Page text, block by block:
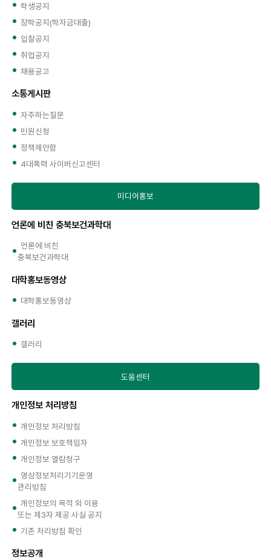
학생공지
장학공지(학자금대출)
입찰공지
취업공지
채용공고
소통게시판
자주하는질문
민원신청
정책제안함
4대폭력 사이버신고센터
미디어홍보
언론에 비친 충북보건과학대
언론에 비친
충북보건과학대
대학홍보동영상
대학홍보동영상
갤러리
갤러리
도움센터
개인정보 처리방침
개인정보 처리방침
개인정보 보호책임자
개인정보 열람청구
영상정보처리기기운영
관리방침
개인정보의 목적 외 이용
또는 제3자 제공 사실 공지
기존 처리방침 확인
정보공개